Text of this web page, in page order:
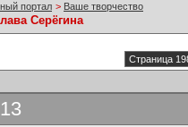
портал > Ваше творчество
Серёгина
Страница